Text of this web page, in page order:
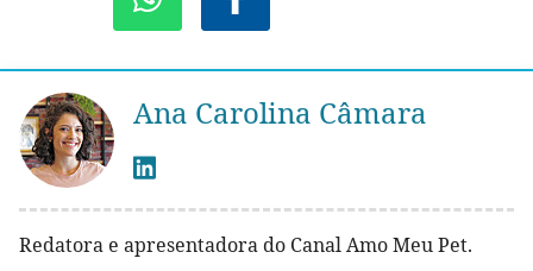
Ana Carolina Câmara
Redatora e apresentadora do Canal Amo Meu Pet.